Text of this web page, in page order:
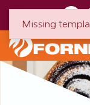
Missing